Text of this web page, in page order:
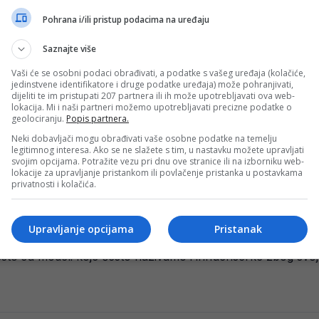
neuspjeh u Barceloni: Nije dorastao takvom klubu
i Rome, nedavno je iznio svoja razmišljanja o
fudbaler odlazi iz Chelseaja
najavio je da će napustiti Chelseaj na kraju ove
haos: Objavila provokativnu fotografiju, svi se pitaju
su modeli koje često nazivamo i influenserke zbog
Pohrana i/ili pristup podacima na uređaju
Saznajte više
Vaši će se osobni podaci obrađivati, a podatke s vašeg uređaja (kolačiće,
jedinstvene identifikatore i druge podatke uređaja) može pohranjivati,
dijeliti te im pristupati 207 partnera ili ih može upotrebljavati ova web-
lokacija. Mi i naši partneri možemo upotrebljavati precizne podatke o
geolociranju. Popis partnera.
Neki dobavljači mogu obrađivati vaše osobne podatke na temelju
legitimnog interesa. Ako se ne slažete s tim, u nastavku možete upravljati
svojim opcijama. Potražite vezu pri dnu ove stranice ili na izborniku web-
lokacije za upravljanje pristankom ili povlačenje pristanka u postavkama
privatnosti i kolačića.
Pristanak
Upravljanje opcijama